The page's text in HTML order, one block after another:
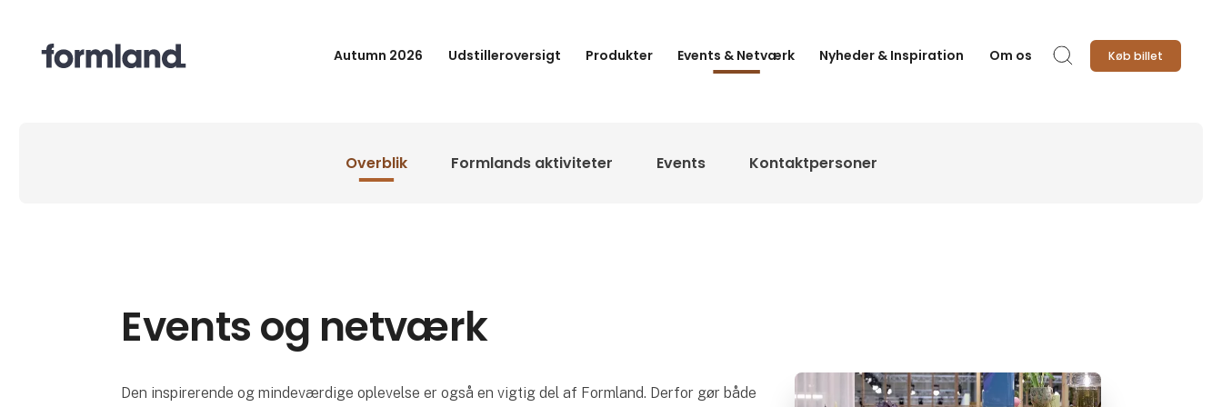
Autumn 2026 Udstilleroversigt Produkter Events & Netværk Nyheder & Inspiration Om os Søg Køb billet
Overblik Formlands aktiviteter Events Kontaktpersoner
Events og netværk
Den inspirerende og mindeværdige oplevelse er også en vigtig del af Formland. Derfor gør både